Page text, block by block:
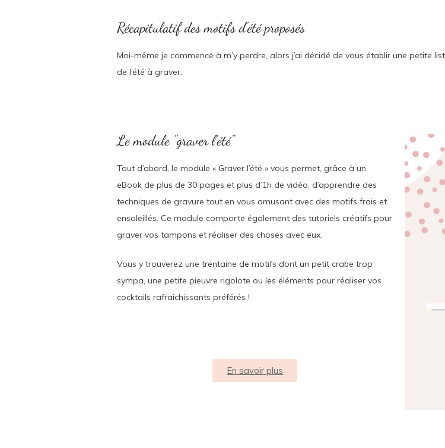
Récapitulatif des motifs d'été proposés
Moi-même je commence à m’y perdre, alors j’ai décidé de vous établir une petite
de l’été à graver.
Le module "graver l'été"
Tout d’abord, le module « Graver l’été » vous permet, grâce à un
eBook de plus de 30 pages et plus d’1h de vidéo, d’apprendre des
techniques de gravure tout en vous amusant avec des motifs frais et
ensoleillés. Ce module comporte également des tutoriels créatifs pour
graver vos tampons et réaliser des choses avec eux.
Vous y trouverez une trentaine de motifs dont un petit crabe trop
sympa, une petite pieuvre rigolote ou les éléments pour réaliser vos
cocktails rafraichissants préférés !
En savoir plus